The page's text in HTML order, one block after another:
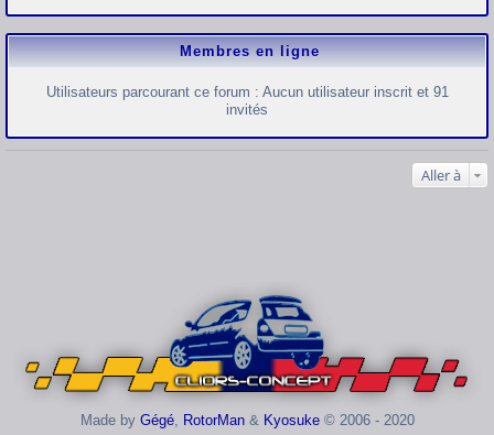
Membres en ligne
Utilisateurs parcourant ce forum : Aucun utilisateur inscrit et 91
invités
Aller à
Made by Gégé, RotorMan& Kyosuke© 2006 - 2020